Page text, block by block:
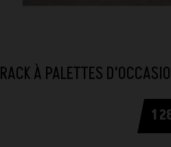
RACK À PALETTES
1